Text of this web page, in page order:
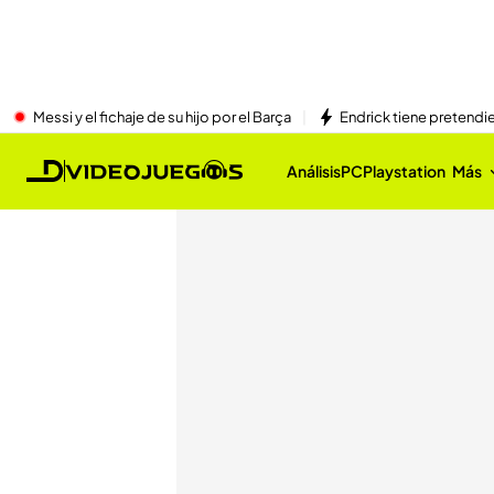
Messi y el fichaje de su hijo por el Barça Endrick tiene
AnálisisPCPlaystation Más